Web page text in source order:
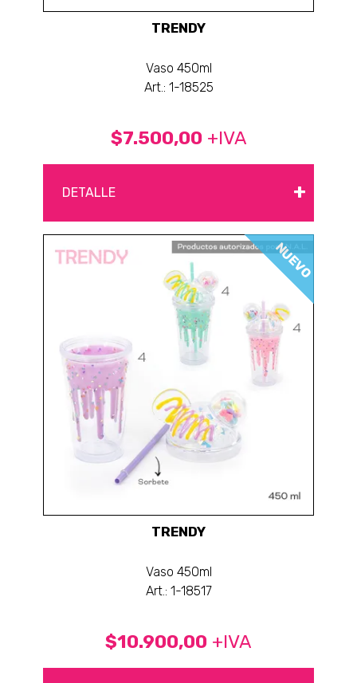
TRENDY
Vaso 450ml
Art.: 1-18525
$7.500,00 +IVA
DETALLE +
NUEVO
TRENDY
Vaso 450ml
Art.: 1-18517
$10.900,00 +IVA